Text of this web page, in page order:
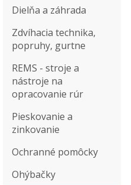
Dielňa a záhrada
Zdvíhacia technika,
popruhy, gurtne
REMS - stroje a
nástroje na
opracovanie rúr
Pieskovanie a
zinkovanie
Ochranné pomôcky
Ohýbačky